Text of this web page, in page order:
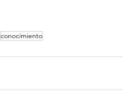
conocimiento